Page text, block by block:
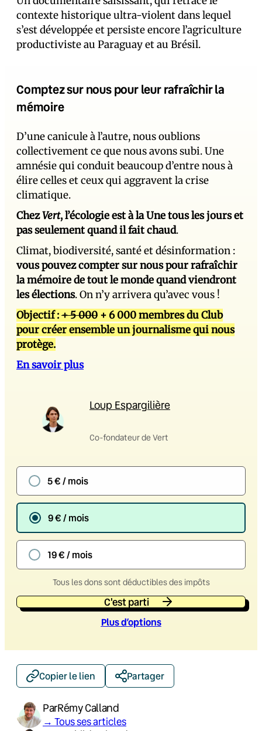
contexte historique ultra-violent dans lequel
s’est développée et persiste encore l’agriculture
productiviste au Paraguay et au Brésil.
Comptez sur nous pour leur rafraîchir la
mémoire
D’une canicule à l’autre, nous oublions
collectivement ce que nous avons subi. Une
amnésie qui conduit beaucoup d’entre nous à
élire celles et ceux qui aggravent la crise
climatique.
ChezVert, l’écologie est à la Une tous les jours et
pas seulement quand il fait chaud.
Climat, biodiversité, santé et désinformation :
vous pouvez compter sur nous pour rafraîchir
la mémoire de tout le monde quand viendront
les élections. On n’y arrivera qu’avec vous !
Objectif :+ 5 000 + 6 000 membres du Club
pour créer ensemble un journalisme qui nous
protège.
En savoir plus
Loup Espargilière
Co-fondateur de Vert
5 € / mois
9 € / mois
19 € / mois
Tous les dons sont déductibles des impôts
C'est parti
Plus d’options
Copier le lien Partager
ParRémy Calland
→ Tous ses articles